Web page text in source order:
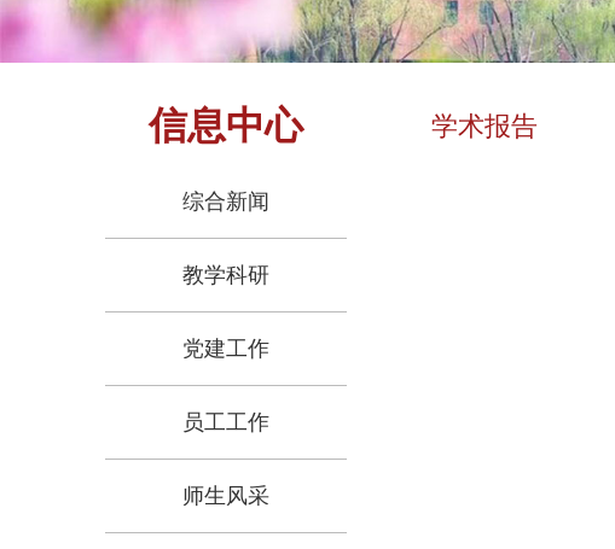
信息中心
综合新闻
教学科研
党建工作
员工工作
师生风采
学术报告